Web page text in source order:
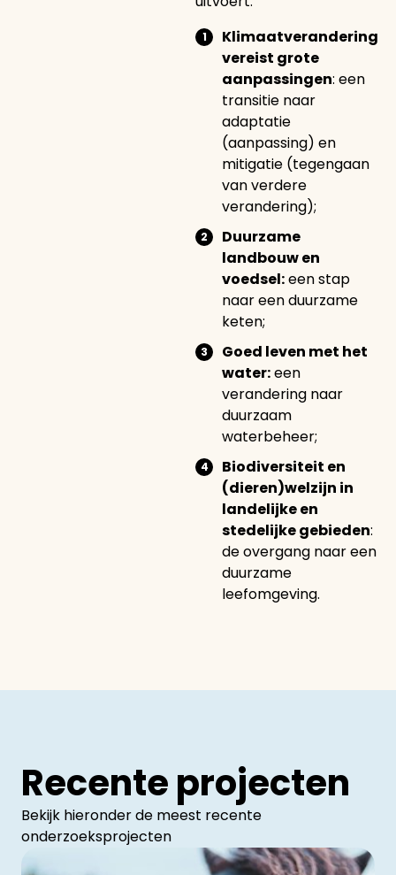
Klimaatverandering
vereist grote
aanpassingen: een
transitie naar
adaptatie
(aanpassing) en
mitigatie (tegengaan
van verdere
verandering);
Duurzame
landbouw en
voedsel:een stap
naar een duurzame
keten;
Goed leven met het
water:een
verandering naar
duurzaam
waterbeheer;
Biodiversiteit en
(dieren)welzijn in
landelijke en
stedelijke gebieden:
de overgang naar een
duurzame
leefomgeving.
Recente projecten
Bekijk hieronder de meest recente
onderzoeksprojecten